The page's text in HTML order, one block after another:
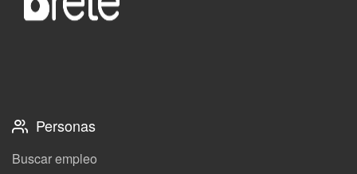
Personas
Buscar empleo